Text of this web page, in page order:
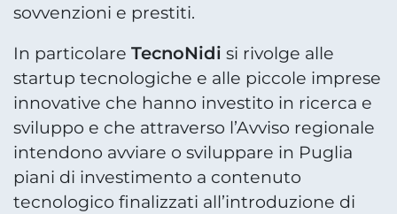
sovvenzioni e prestiti.
In particolare TecnoNidi si rivolge alle
startup tecnologiche e alle piccole imprese
innovative che hanno investito in ricerca e
sviluppo e che attraverso l’Avviso regionale
intendono avviare o sviluppare in Puglia
piani di investimento a contenuto
tecnologico finalizzati all’introduzione di